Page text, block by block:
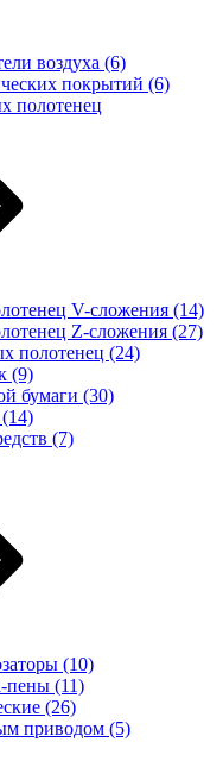
воздуха (6)
покрытий (6)
полотенец
V-сложения (14)
Z-сложения (27)
полотенец (24)
(9)
бумаги (30)
(14)
(7)
(10)
пены (11)
(26)
приводом (5)